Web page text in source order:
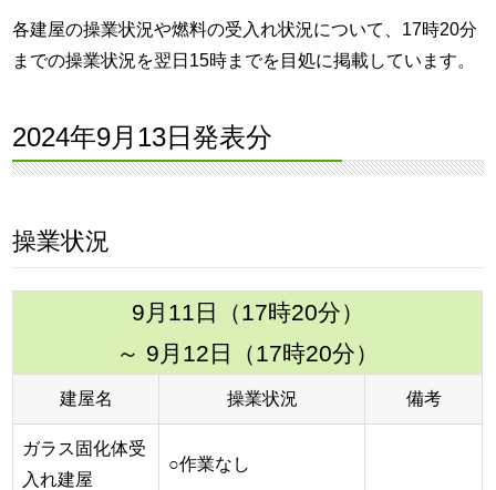
各建屋の操業状況や燃料の受入れ状況について、17時20分
までの操業状況を翌日15時までを目処に掲載しています。
2024年9月13日発表分
操業状況
9月11日（17時20分）
～ 9月12日（17時20分）
建屋名 操業状況 備考
ガラス固化体受
入れ建屋
○作業なし